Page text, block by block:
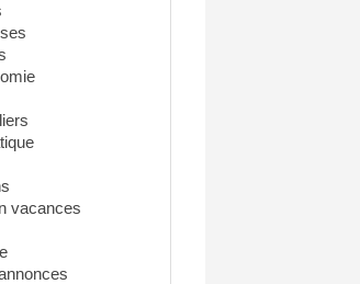
vacances